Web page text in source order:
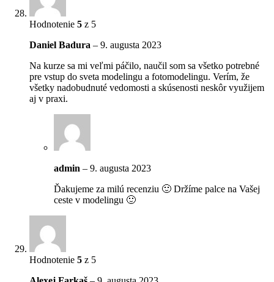
Hodnotenie 5 z 5
Daniel Badura – 9. augusta 2023
Na kurze sa mi veľmi páčilo, naučil som sa všetko potrebné
pre vstup do sveta modelingu a fotomodelingu. Verím, že
všetky nadobudnuté vedomosti a skúsenosti neskôr využijem
aj v praxi.
admin – 9. augusta 2023
Ďakujeme za milú recenziu 🙂 Držíme palce na Vašej
ceste v modelingu 🙂
Hodnotenie 5 z 5